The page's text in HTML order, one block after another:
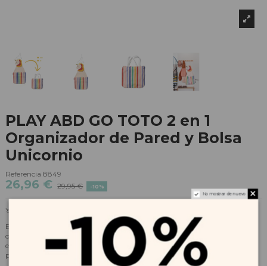
PLAY ABD GO TOTO 2 en 1
Organizador de Pared y Bolsa
Unicornio
Referencia 8849
26,96 € 29,95 € -10%
🦄✨ ORDEN Y MAGIA EN UN SOLO GESTO
El Toto Unicorn de Play&Go® es un práctico 2 en 1 que funciona como
organizador colgante y bolsa de transporte. Ideal para mantener el orden
en casa y llevar todo lo necesario fácilmente fuera. Ligero, funcional y
perfecto para el día a día de los peques 💜
No mostrar de nuevo